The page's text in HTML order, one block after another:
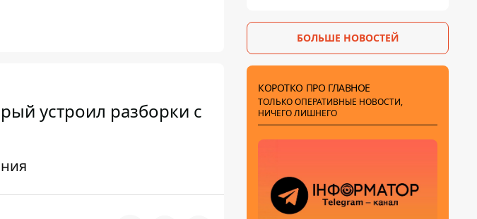
устроил разборки с
дипломатической изоляции
БОЛЬШЕ НОВОСТЕЙ
КОРОТКО ПРО ГЛАВНОЕ
ТОЛЬКО ОПЕРАТИВНЫЕ НОВОСТИ,
НИЧЕГО ЛИШНЕГО